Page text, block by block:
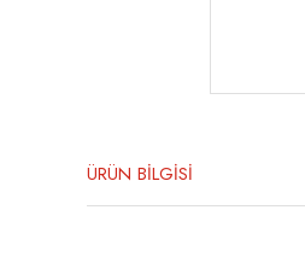
ÜRÜN BİLGİSİ